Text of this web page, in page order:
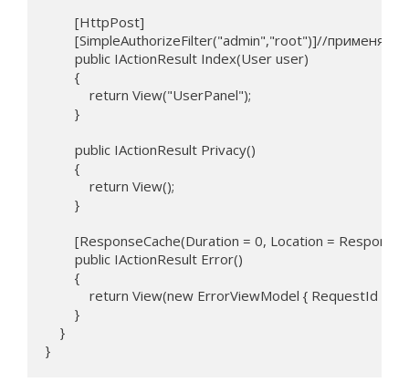
        [HttpPost]
[SimpleAuthorizeFilter("admin","root")]//
        public IActionResult Index(User user)
        {
            return View("UserPanel");
        }
        public IActionResult Privacy()
        {
            return View();
        }
[ResponseCache(Duration = 0, Location =
        public IActionResult Error()
        {
return View(new ErrorViewModel { RequestId =
        }
    }
}